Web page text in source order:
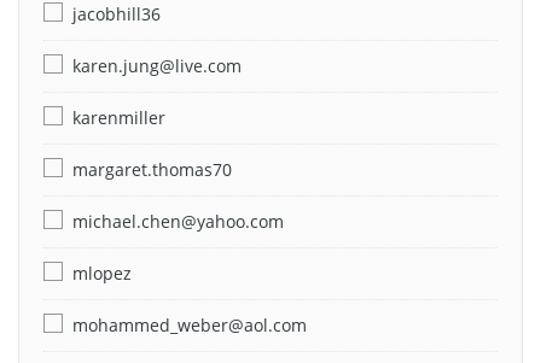
jacobhill36
karen.jung@live.com
karenmiller
margaret.thomas70
michael.chen@yahoo.com
mlopez
mohammed_weber@aol.com